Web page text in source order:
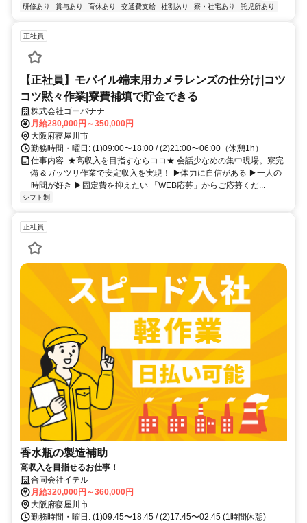
研修あり
賞与あり 育休あり 交通費支給 社割あり 寮・社宅あり 託児所あり
正社員
【正社員】モバイル端末用カメラレンズの仕分け|コツ
コツ黙々作業|寮費補填で貯金できる
株式会社ゴーバナナ
月給280,000円～350,000円
大阪府寝屋川市
勤務時間・曜日: (1)09:00〜18:00 / (2)21:00〜06:00（休憩1h）
仕事内容: ★高収入を目指すならココ★ 会話少なめの集中現場。寮完
備＆ガッツリ作業で安定収入を実現！ ▶︎体力に自信がある ▶︎一人の
時間が好き ▶︎固定費を抑えたい 「WEB応募」からご応募くだ...
シフト制
正社員
香水瓶の製造補助
高収入を目指せるお仕事！
合同会社イテル
月給320,000円～360,000円
大阪府寝屋川市
勤務時間・曜日: (1)09:45〜18:45 / (2)17:45〜02:45 (1時間休憩)